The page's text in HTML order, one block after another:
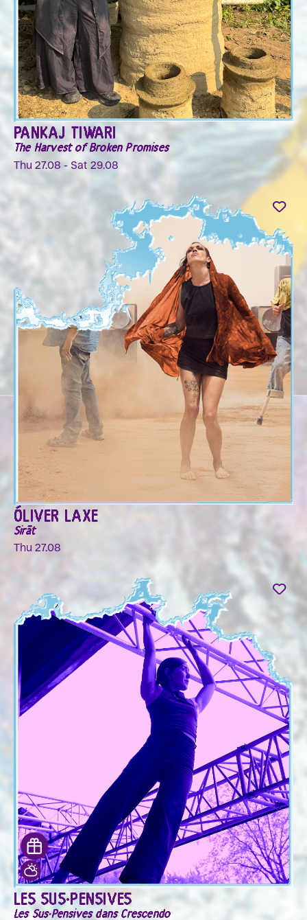
PANKAJ TIWARI
The Harvest of Broken Promises
Thu 27.08 - Sat 29.08
ÓLIVER LAXE
Sirāt
Thu 27.08
LES SUS·PENSIVES
Les Sus·Pensives dans Crescendo